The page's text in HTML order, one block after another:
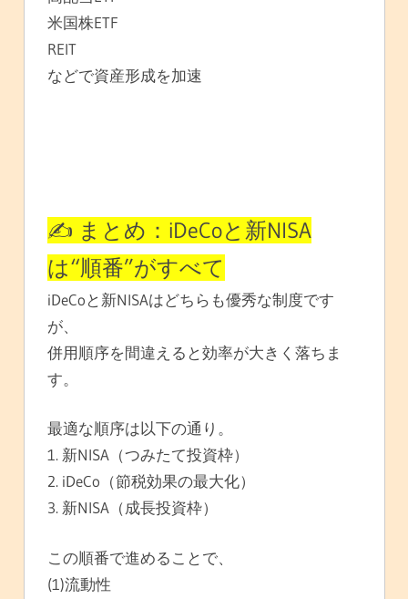
米国株ETF
REIT
などで資産形成を加速
✍️ まとめ：iDeCoと新NISA
は“順番”がすべて
iDeCoと新NISAはどちらも優秀な制度です
が、
併用順序を間違えると効率が大きく落ちま
す。
最適な順序は以下の通り。
1. 新NISA（つみたて投資枠）
2. iDeCo（節税効果の最大化）
3. 新NISA（成長投資枠）
この順番で進めることで、
(1)流動性